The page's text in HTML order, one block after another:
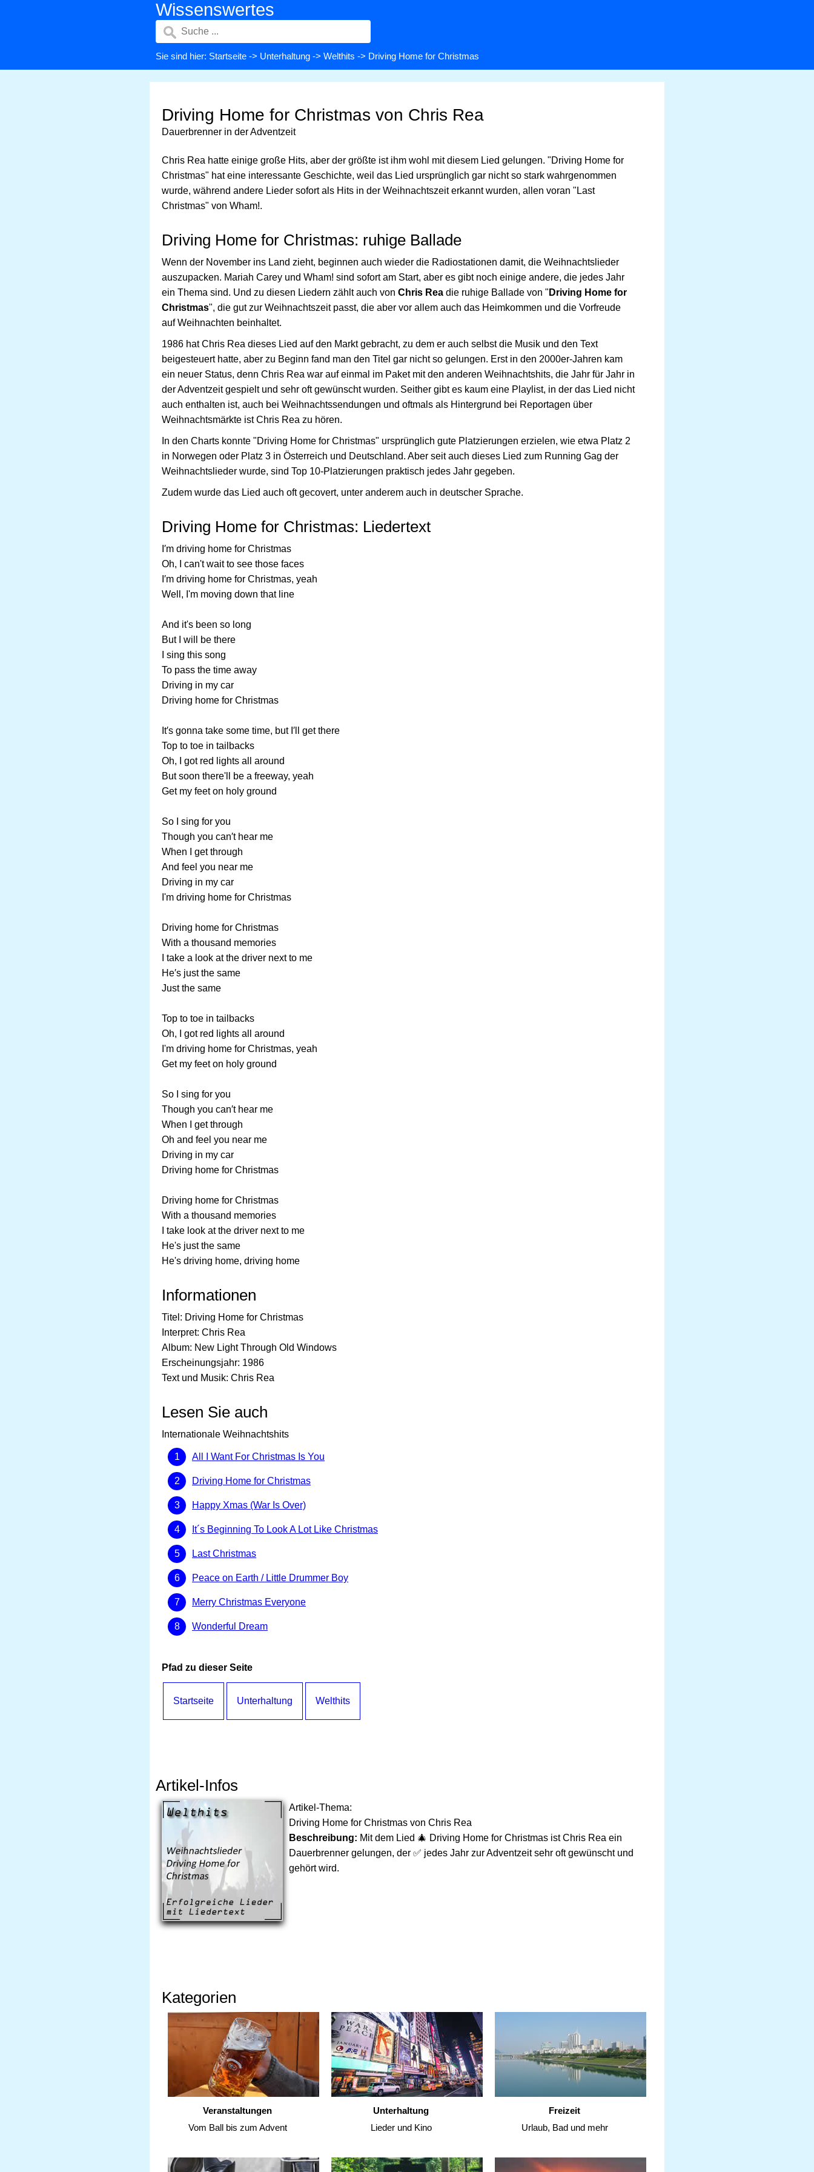
Wissenswertes
Sie sind hier: Startseite -> Unterhaltung -> Welthits -> Driving Home for Christmas
Driving Home for Christmas von Chris Rea
Dauerbrenner in der Adventzeit
Chris Rea hatte einige große Hits, aber der größte ist ihm wohl mit diesem Lied gelungen. "Driving Home for
Christmas" hat eine interessante Geschichte, weil das Lied ursprünglich gar nicht so stark wahrgenommen
wurde, während andere Lieder sofort als Hits in der Weihnachtszeit erkannt wurden, allen voran "Last
Christmas" von Wham!.
Driving Home for Christmas: ruhige Ballade
Wenn der November ins Land zieht, beginnen auch wieder die Radiostationen damit, die Weihnachtslieder
auszupacken. Mariah Carey und Wham! sind sofort am Start, aber es gibt noch einige andere, die jedes Jahr
ein Thema sind. Und zu diesen Liedern zählt auch von Chris Rea die ruhige Ballade von " Driving Home for
Christmas", die gut zur Weihnachtszeit passt, die aber vor allem auch das Heimkommen und die Vorfreude
auf Weihnachten beinhaltet.
1986 hat Chris Rea dieses Lied auf den Markt gebracht, zu dem er auch selbst die Musik und den Text
beigesteuert hatte, aber zu Beginn fand man den Titel gar nicht so gelungen. Erst in den 2000er-Jahren kam
ein neuer Status, denn Chris Rea war auf einmal im Paket mit den anderen Weihnachtshits, die Jahr für Jahr in
der Adventzeit gespielt und sehr oft gewünscht wurden. Seither gibt es kaum eine Playlist, in der das Lied nicht
auch enthalten ist, auch bei Weihnachtssendungen und oftmals als Hintergrund bei Reportagen über
Weihnachtsmärkte ist Chris Rea zu hören.
In den Charts konnte "Driving Home for Christmas" ursprünglich gute Platzierungen erzielen, wie etwa Platz 2
in Norwegen oder Platz 3 in Österreich und Deutschland. Aber seit auch dieses Lied zum Running Gag der
Weihnachtslieder wurde, sind Top 10-Platzierungen praktisch jedes Jahr gegeben.
Zudem wurde das Lied auch oft gecovert, unter anderem auch in deutscher Sprache.
Driving Home for Christmas: Liedertext
I′m driving home for Christmas
Oh, I can't wait to see those faces
I′m driving home for Christmas, yeah
Well, I'm moving down that line
And it's been so long
But I will be there
I sing this song
To pass the time away
Driving in my car
Driving home for Christmas
It′s gonna take some time, but I′ll get there
Top to toe in tailbacks
Oh, I got red lights all around
But soon there'll be a freeway, yeah
Get my feet on holy ground
So I sing for you
Though you can′t hear me
When I get through
And feel you near me
Driving in my car
I'm driving home for Christmas
Driving home for Christmas
With a thousand memories
I take a look at the driver next to me
He′s just the same
Just the same
Top to toe in tailbacks
Oh, I got red lights all around
I'm driving home for Christmas, yeah
Get my feet on holy ground
So I sing for you
Though you can′t hear me
When I get through
Oh and feel you near me
Driving in my car
Driving home for Christmas
Driving home for Christmas
With a thousand memories
I take look at the driver next to me
He's just the same
He's driving home, driving home
Informationen
Titel: Driving Home for Christmas
Interpret: Chris Rea
Album: New Light Through Old Windows
Erscheinungsjahr: 1986
Text und Musik: Chris Rea
Lesen Sie auch
Internationale Weihnachtshits
All I Want For Christmas Is You
Driving Home for Christmas
Happy Xmas (War Is Over)
It´s Beginning To Look A Lot Like Christmas
Last Christmas
Peace on Earth / Little Drummer Boy
Merry Christmas Everyone
Wonderful Dream
Pfad zu dieser Seite
Startseite Unterhaltung Welthits
Artikel-Infos
Artikel-Thema:
Driving Home for Christmas von Chris Rea
Beschreibung: Mit dem Lied 🎄 Driving Home for Christmas ist Chris Rea ein
Dauerbrenner gelungen, der ✅ jedes Jahr zur Adventzeit sehr oft gewünscht und
gehört wird.
Kategorien
Veranstaltungen
Vom Ball bis zum Advent
Unterhaltung
Lieder und Kino
Freizeit
Urlaub, Bad und mehr